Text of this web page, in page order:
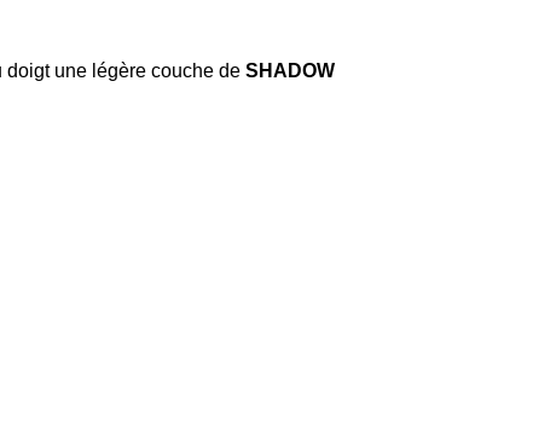
une légère couche de SHADOW